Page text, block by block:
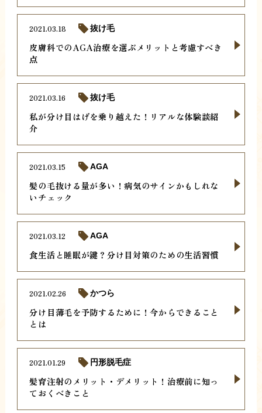
皮膚科でのAGA治療を選ぶメリットと考慮すべき
点
2021.03.18 抜け毛
私が分け目はげを乗り越えた！リアルな体験談紹
介
2021.03.16 抜け毛
髪の毛抜ける量が多い！病気のサインかもしれな
いチェック
2021.03.15 AGA
食生活と睡眠が鍵？分け目対策のための生活習慣
2021.03.12 AGA
分け目薄毛を予防するために！今からできること
とは
2021.02.26 かつら
髪育注射のメリット・デメリット！治療前に知っ
ておくべきこと
2021.01.29 円形脱毛症